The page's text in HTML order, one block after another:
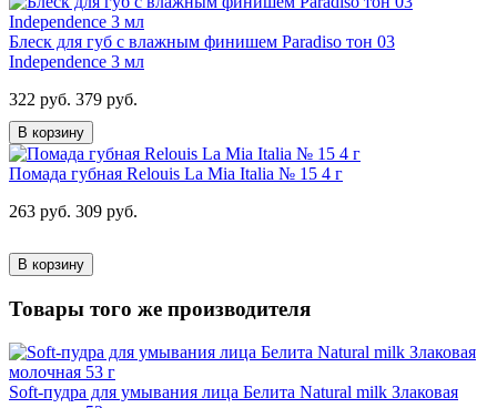
Блеск для губ с влажным финишем Paradiso тон 03
Independence 3 мл
322 руб. 379 руб.
В корзину
Помада губная Relouis La Mia Italia № 15 4 г
263 руб. 309 руб.
В корзину
Товары того же производителя
Soft-пудра для умывания лица Белита Natural milk Злаковая